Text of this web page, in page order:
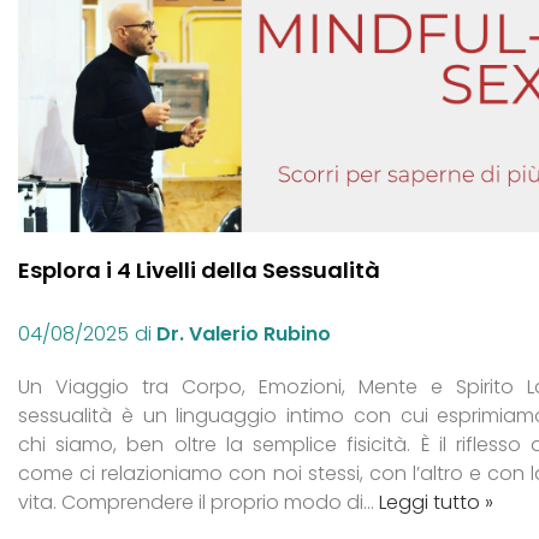
Esplora i 4 Livelli della Sessualità
04/08/2025 di Dr. Valerio Rubino
Un Viaggio tra Corpo, Emozioni, Mente e Spirito
sessualità è un linguaggio intimo con cui
chi siamo, ben oltre la semplice fisicità. È il riflesso
come ci relazioniamo con noi stessi, con l’altro e con
vita. Comprendere il proprio modo di… Leggi tutto »